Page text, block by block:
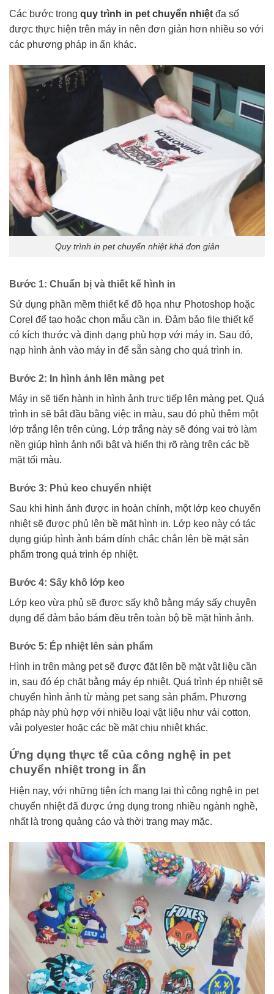
Các bước trong quy trình in pet chuyển nhiệt đa số
được thực hiện trên máy in nên đơn giản hơn nhiều so với
các phương pháp in ấn khác.
Quy trình in pet chuyển nhiệt khá đơn giản
Bước 1: Chuẩn bị và thiết kế hình in
Sử dụng phần mềm thiết kế đồ họa như Photoshop hoặc
Corel để tạo hoặc chọn mẫu cần in. Đảm bảo file thiết kế
có kích thước và định dạng phù hợp với máy in. Sau đó,
nạp hình ảnh vào máy in để sẵn sàng cho quá trình in.
Bước 2: In hình ảnh lên màng pet
Máy in sẽ tiến hành in hình ảnh trực tiếp lên màng pet. Quá
trình in sẽ bắt đầu bằng việc in màu, sau đó phủ thêm một
lớp trắng lên trên cùng. Lớp trắng này sẽ đóng vai trò làm
nền giúp hình ảnh nổi bật và hiển thị rõ ràng trên các bề
mặt tối màu.
Bước 3: Phủ keo chuyển nhiệt
Sau khi hình ảnh được in hoàn chỉnh, một lớp keo chuyển
nhiệt sẽ được phủ lên bề mặt hình in. Lớp keo này có tác
dụng giúp hình ảnh bám dính chắc chắn lên bề mặt sản
phẩm trong quá trình ép nhiệt.
Bước 4: Sấy khô lớp keo
Lớp keo vừa phủ sẽ được sấy khô bằng máy sấy chuyên
dụng để đảm bảo bám đều trên toàn bộ bề mặt hình ảnh.
Bước 5: Ép nhiệt lên sản phẩm
Hình in trên màng pet sẽ được đặt lên bề mặt vật liệu cần
in, sau đó ép chặt bằng máy ép nhiệt. Quá trình ép nhiệt sẽ
chuyển hình ảnh từ màng pet sang sản phẩm. Phương
pháp này phù hợp với nhiều loại vật liệu như vải cotton,
vải polyester hoặc các bề mặt chịu nhiệt khác.
Ứng dụng thực tế của công nghệ in pet
chuyển nhiệt trong in ấn
Hiện nay, với những tiện ích mang lại thì công nghệ in pet
chuyển nhiệt đã được ứng dụng trong nhiều ngành nghề,
nhất là trong quảng cáo và thời trang may mặc.